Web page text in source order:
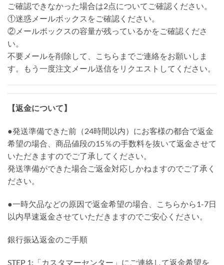
ご確認できなかった場合は2点についてご確認ください。
①迷惑メールボックスをご確認ください。
②メールボックスの容量が残っているかをご確認くださ
い。
不要メールを削除して、こちらまでご連絡をお願いしま
す。もう一度注文メール送信をリクエストしてください。
【返金について】
●発送準備できた前（24時間以内）にお客様の都合で返金
希望の場合、商品値段の15％の手数料を抜いて返金させて
いただきますのでご了承してください。
発送準備ができた場合ご返金対応しかねますのでご了承く
ださい。
●一時欠品などの原因で返金希望の場合、こちらから1-7日
以内早速返金させていただきますのでご安心ください。
銀行振込返金のご手順
STEP 1:「カスタマーセンター」にご連絡して返金希望を